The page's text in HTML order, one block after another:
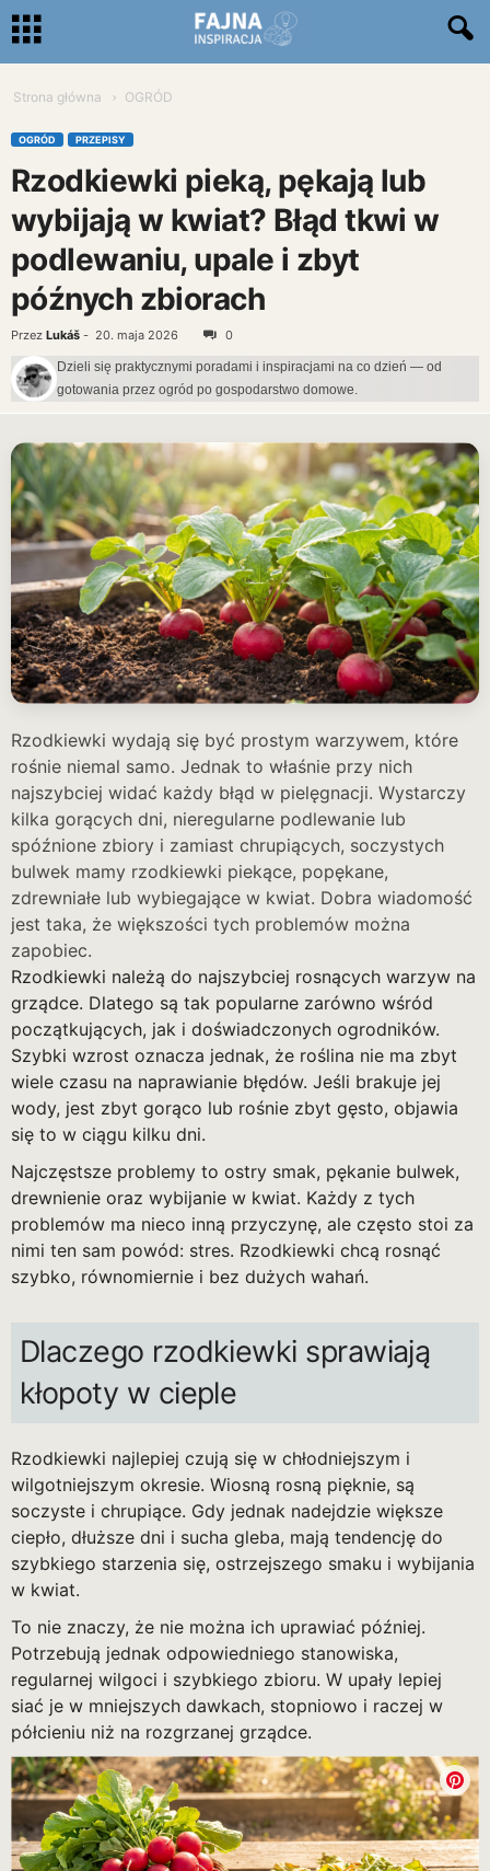
Strona główna OGRÓD
OGRÓD PRZEPISY
Rzodkiewki pieką, pękają lub
wybijają w kwiat? Błąd tkwi w
podlewaniu, upale i zbyt
późnych zbiorach
Przez Lukáš - 20. maja 2026 0
Dzieli się praktycznymi poradami i inspiracjami na co dzień — od
gotowania przez ogród po gospodarstwo domowe.
Rzodkiewki wydają się być prostym warzywem, które
rośnie niemal samo. Jednak to właśnie przy nich
najszybciej widać każdy błąd w pielęgnacji. Wystarczy
kilka gorących dni, nieregularne podlewanie lub
spóźnione zbiory i zamiast chrupiących, soczystych
bulwek mamy rzodkiewki piekące, popękane,
zdrewniałe lub wybiegające w kwiat. Dobra wiadomość
jest taka, że większości tych problemów można
zapobiec.
Rzodkiewki należą do najszybciej rosnących warzyw na
grządce. Dlatego są tak popularne zarówno wśród
początkujących, jak i doświadczonych ogrodników.
Szybki wzrost oznacza jednak, że roślina nie ma zbyt
wiele czasu na naprawianie błędów. Jeśli brakuje jej
wody, jest zbyt gorąco lub rośnie zbyt gęsto, objawia
się to w ciągu kilku dni.
Najczęstsze problemy to ostry smak, pękanie bulwek,
drewnienie oraz wybijanie w kwiat. Każdy z tych
problemów ma nieco inną przyczynę, ale często stoi za
nimi ten sam powód: stres. Rzodkiewki chcą rosnąć
szybko, równomiernie i bez dużych wahań.
Dlaczego rzodkiewki sprawiają
kłopoty w cieple
Rzodkiewki najlepiej czują się w chłodniejszym i
wilgotniejszym okresie. Wiosną rosną pięknie, są
soczyste i chrupiące. Gdy jednak nadejdzie większe
ciepło, dłuższe dni i sucha gleba, mają tendencję do
szybkiego starzenia się, ostrzejszego smaku i wybijania
w kwiat.
To nie znaczy, że nie można ich uprawiać później.
Potrzebują jednak odpowiedniego stanowiska,
regularnej wilgoci i szybkiego zbioru. W upały lepiej
siać je w mniejszych dawkach, stopniowo i raczej w
półcieniu niż na rozgrzanej grządce.